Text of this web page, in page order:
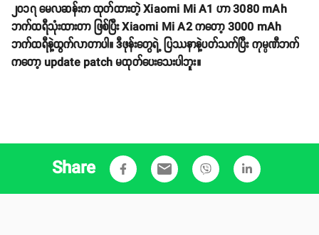
၂၀၁၇ မေလဆန်းက ထုတ်ထားတဲ့ Xiaomi Mi A1 ဟာ 3080 mAh
ဘက်ထရီသုံးထားတာ ဖြစ်ပြီး Xiaomi Mi A2 ကတော့ 3000 mAh
ဘက်ထရီနဲ့ထွက်လာတာပါ။ ဒီဖုန်းတွေရဲ့ ပြဿနာနဲ့ပတ်သက်ပြီး ကုမ္ပဏီဘက်
ကတော့ update patch မထုတ်ပေးသေးပါဘူး။
Share email